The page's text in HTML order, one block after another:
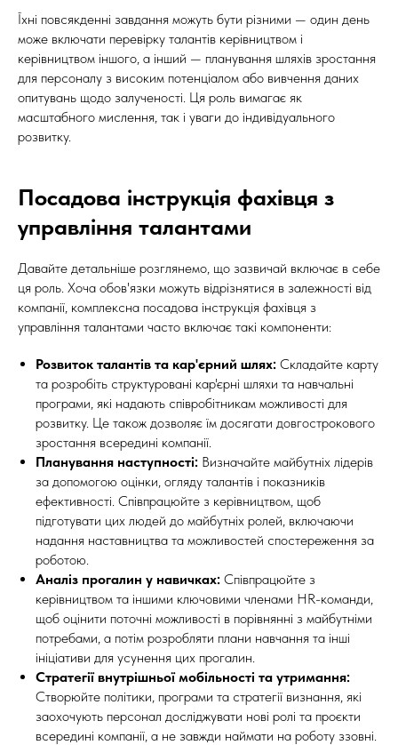
Їхні повсякденні завдання можуть бути різними — один день
може включати перевірку талантів керівництвом і
керівництвом іншого, а інший — планування шляхів зростання
для персоналу з високим потенціалом або вивчення даних
опитувань щодо залученості. Ця роль вимагає як
масштабного мислення, так і уваги до індивідуального
розвитку.
Посадова інструкція фахівця з
управління талантами
Давайте детальніше розглянемо, що зазвичай включає в себе
ця роль. Хоча обов'язки можуть відрізнятися в залежності від
компанії, комплексна посадова інструкція фахівця з
управління талантами часто включає такі компоненти:
Розвиток талантів та кар'єрний шлях: Складайте карту
та розробіть структуровані кар'єрні шляхи та навчальні
програми, які надають співробітникам можливості для
розвитку. Це також дозволяє їм досягати довгострокового
зростання всередині компанії.
Планування наступності: Визначайте майбутніх лідерів
за допомогою оцінки, огляду талантів і показників
ефективності. Співпрацюйте з керівництвом, щоб
підготувати цих людей до майбутніх ролей, включаючи
надання наставництва та можливостей спостереження за
роботою.
Аналіз прогалин у навичках: Співпрацюйте з
керівництвом та іншими ключовими членами HR-команди,
щоб оцінити поточні можливості в порівнянні з майбутніми
потребами, а потім розробляти плани навчання та інші
ініціативи для усунення цих прогалин.
Стратегії внутрішньої мобільності та утримання:
Створюйте політики, програми та стратегії визнання, які
заохочують персонал досліджувати нові ролі та проєкти
всередині компанії, а не завжди наймати на роботу ззовні.